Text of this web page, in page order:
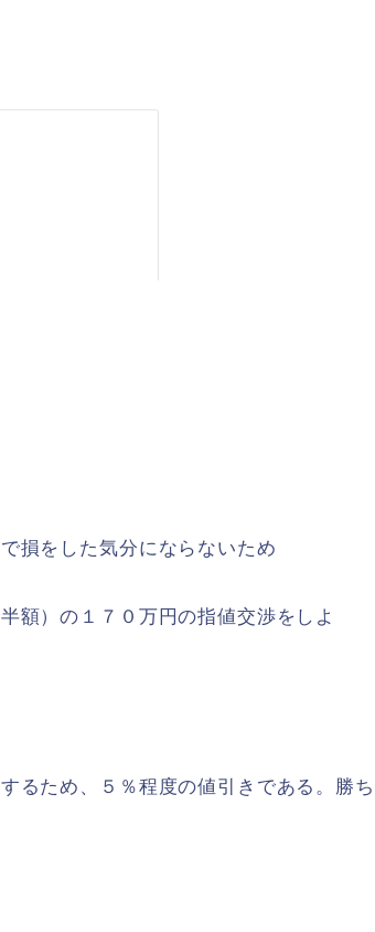
損をした気分にならないため
額）の１７０万円の指値交渉をしよ
るため、５％程度の値引きである。勝ち